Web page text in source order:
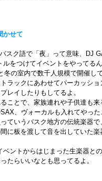
かせて
スク語で「夜」って意味、DJ
をつけてイベントをやってるん
冬の室内で数千人規模で開催して
ラックにあわせてパーカッシ
レイしたりもしてるよ。
ことで、家族連れや子供達も来
、ヴォーカルも入れてやった
っていうバスク地方の伝統楽器
に板を渡して音を出していた
ベントからはじまった生楽器と
たらいいなとも思ってるよ。